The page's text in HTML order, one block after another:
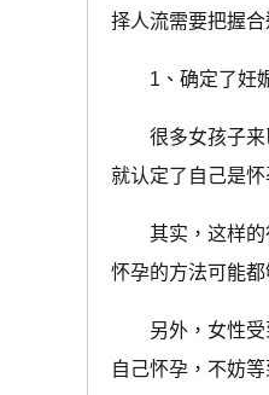
择人流需要把握
1、确定了妊
很多女孩子来医
就认定了自己是
其实，这样的行
怀孕的方法可能都
另外，女性受到
自己怀孕，不妨